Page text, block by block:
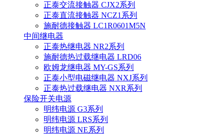
正泰交流接触器 CJX2系列
正泰直流接触器 NCZ1系列
施耐德接触器 LC1R0601M5N
中间继电器
正泰热继电器 NR2系列
施耐德热过载继电器 LRD06
欧姆龙继电器 MY-GS系列
正泰小型电磁继电器 NXJ系列
正泰热过载继电器 NXR系列
保险开关电源
明纬电源 G3系列
明纬电源 LRS系列
明纬电源 NE系列